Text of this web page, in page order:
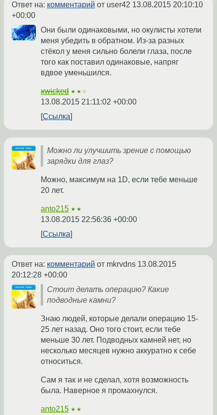
Ответ на: комментарий от user42 13.08.2015 20:10:10
+00:00
Они были одинаковыми, но окулисты хотели
меня убедить в обратном. Из-за разных
стёкол у меня сильно болели глаза, после
того как поставил одинаковые, напряг
вдвое уменьшился.
xwicked ★★☆
13.08.2015 21:11:02 +00:00
Ссылка
Можно ли улучшить зрение с помощью
зарядки для глаз?
Можно, максимум на 1D, если тебе меньше
20 лет.
anto215 ★★
13.08.2015 22:56:36 +00:00
Ссылка
Ответ на: комментарий от mkrvdns 13.08.2015
20:12:28 +00:00
Стоит делать операцию? Какие
подводные камни?
Знаю людей, которые делали операцию 15-
25 лет назад. Оно того стоит, если тебе
меньше 30 лет. Подводных камней нет, но
несколько месяцев нужно аккуратно к себе
относиться.
Сам я так и не сделал, хотя возможность
была. Наверное я промахнулся.
anto215 ★★